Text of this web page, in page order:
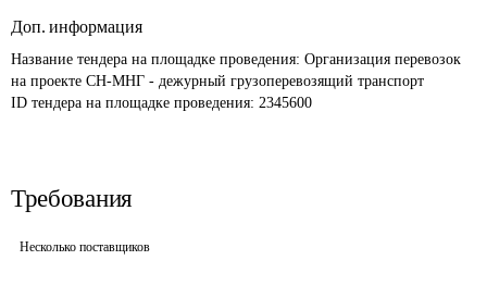
Доп. информация
Название тендера на площадке проведения: Организация перевозок
на проекте СН-МНГ - дежурный грузоперевозящий транспорт
ID тендера на площадке проведения: 2345600
Требования
Несколько поставщиков